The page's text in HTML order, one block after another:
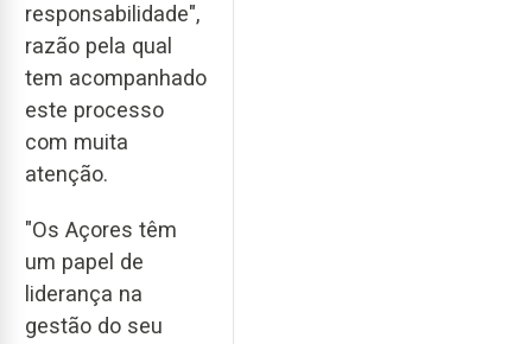
responsabilidade",
razão pela qual
tem acompanhado
este processo
com muita
atenção.
"Os Açores têm
um papel de
liderança na
gestão do seu